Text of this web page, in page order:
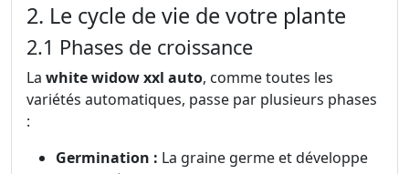
2. Le cycle de vie de votre plante
2.1 Phases de croissance
La white widow xxl auto, comme toutes les
variétés automatiques, passe par plusieurs phases
:
Germination : La graine germe et développe